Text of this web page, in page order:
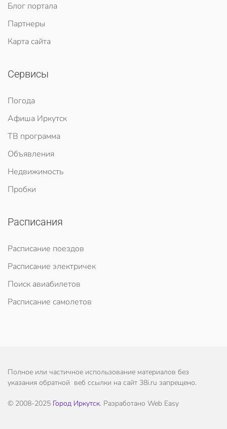
Блог портала
Партнеры
Карта сайта
Сервисы
Погода
Афиша Иркутск
ТВ программа
Объявления
Недвижимость
Пробки
Расписания
Расписание поездов
Расписание электричек
Поиск авиабилетов
Расписание самолетов
Полное или частичное использование материалов без
указания обратной веб ссылки на сайт 38i.ru запрещено.
© 2008-2025 Город Иркутск. Разработано Web Easy